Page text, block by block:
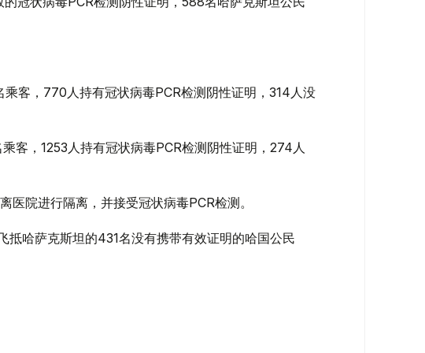
客，770人持有冠状病毒PCR检测阴性证明，314人没
客，1253人持有冠状病毒PCR检测阴性证明，274人
院进行隔离，并接受冠状病毒PCR检测。
抵哈萨克斯坦的431名没有携带有效证明的哈国公民